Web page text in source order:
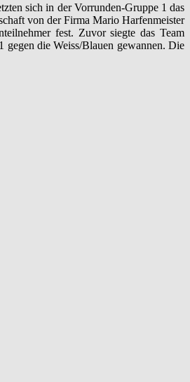
sich in der Vorrunden-Gruppe 1 das
von der Firma Mario Harfenmeister
fest. Zuvor siegte das Team
gegen die Weiss/Blauen gewannen. Die